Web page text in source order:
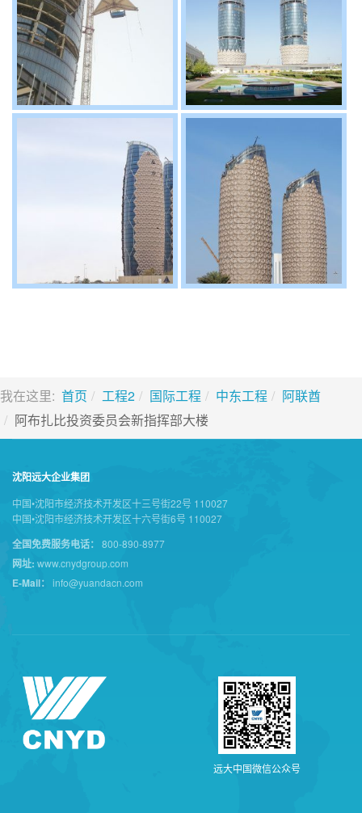
我在这里: 首页 工程2 国际工程 中东工程
阿联酋
阿布扎比投资委员会新指挥部大楼
沈阳远大企业集团
中国•沈阳市经济技术开发区十三号街22号 110027
中国•沈阳市经济技术开发区十六号街6号 110027
全国免费服务电话： 800-890-8977
网址: www.cnydgroup.com
E-Mail： info@yuandacn.com
远大中 国微信公众号